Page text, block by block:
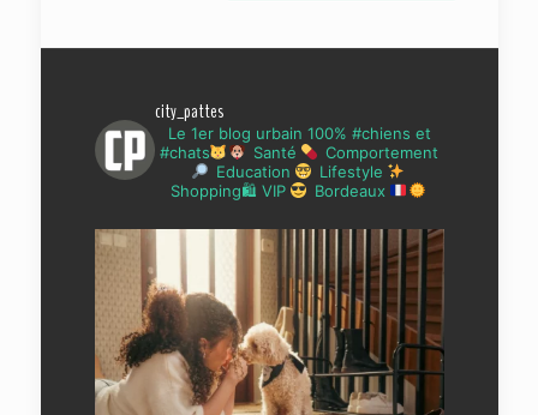
city_pattes
Le 1er blog urbain 100% #chiens et
#chats
Santé
Comportement
Education
Lifestyle
Shopping🛍 VIP
Bordeaux